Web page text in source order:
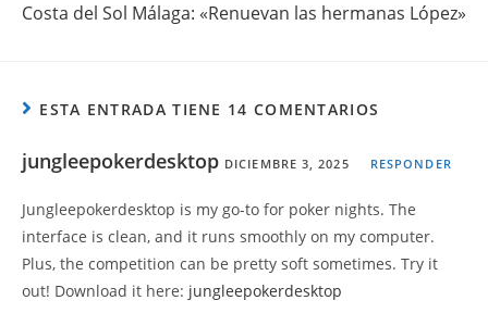
Costa del Sol Málaga: «Renuevan las hermanas López»
ESTA ENTRADA TIENE 14 COMENTARIOS
jungleepokerdesktop DICIEMBRE 3, 2025 RESPONDER
Jungleepokerdesktop is my go-to for poker nights. The
interface is clean, and it runs smoothly on my computer.
Plus, the competition can be pretty soft sometimes. Try it
out! Download it here: jungleepokerdesktop